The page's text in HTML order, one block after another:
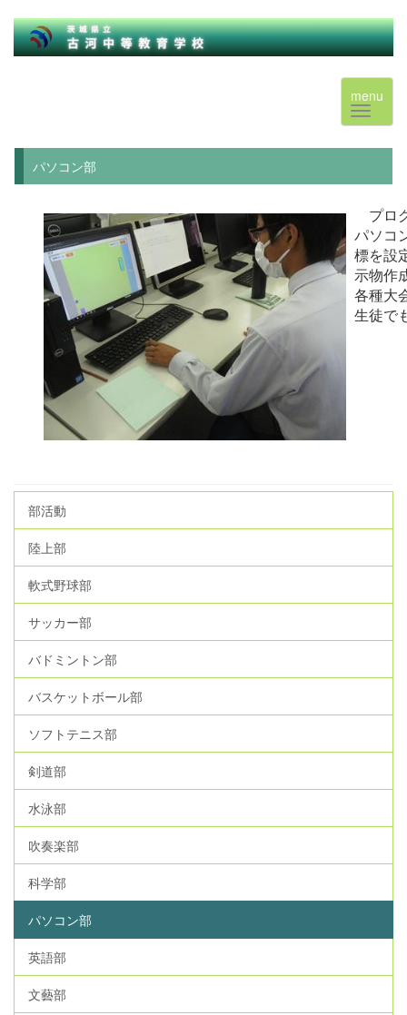
menu
パソコン部
プロ
パソコ
標を設
示物作
各種大
生徒で
部活動
陸上部
軟式野球部
サッカー部
バドミントン部
バスケットボール部
ソフトテニス部
剣道部
水泳部
吹奏楽部
科学部
パソコン部
英語部
文藝部